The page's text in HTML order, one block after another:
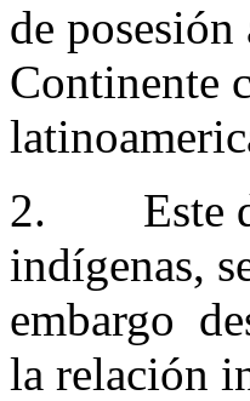
de
Continente
2. Este
indígenas,
embargo
la relación